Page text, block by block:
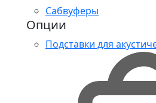
Сабвуферы
Опции
Подставки для